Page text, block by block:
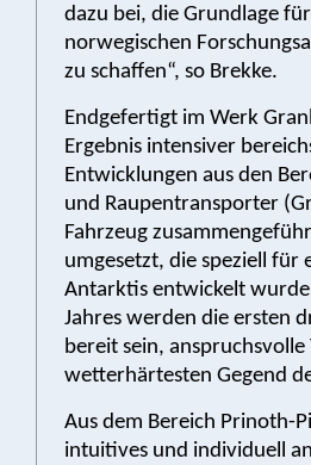
dazu bei, die Grundlage
norwegischen
zu schaffen“, so Brekke.
Endgefertigt im Werk
Ergebnis intensiver
Entwicklungen aus den
und Raupentransporter
Fahrzeug
umgesetzt, die speziell für
Antarktis entwickelt
Jahres werden die ersten
bereit sein,
wetterhärtesten Gegend
Aus dem Bereich Prinoth-
intuitives und individuell